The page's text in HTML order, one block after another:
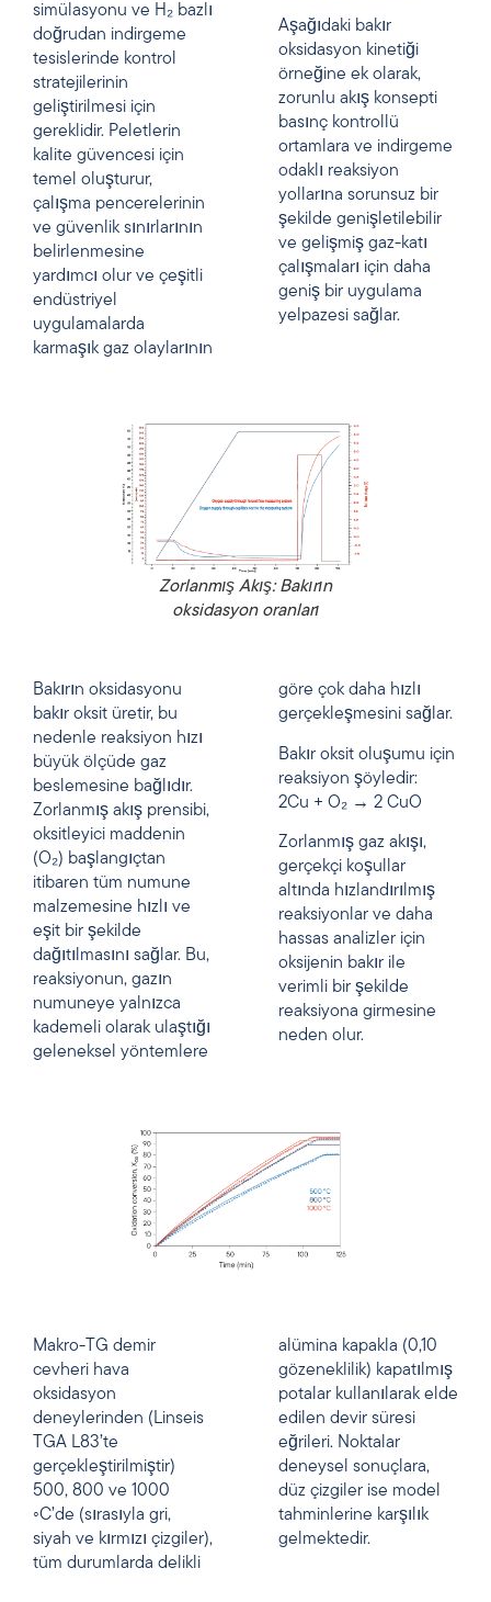
simülasyonu ve H₂ bazlı
doğrudan indirgeme
tesislerinde kontrol
stratejilerinin
geliştirilmesi için
gereklidir. Peletlerin
kalite güvencesi için
temel oluşturur,
çalışma pencerelerinin
ve güvenlik sınırlarının
belirlenmesine
yardımcı olur ve çeşitli
endüstriyel
uygulamalarda
karmaşık gaz olaylarının
Aşağıdaki bakır
oksidasyon kinetiği
örneğine ek olarak,
zorunlu akış konsepti
basınç kontrollü
ortamlara ve indirgeme
odaklı reaksiyon
yollarına sorunsuz bir
şekilde genişletilebilir
ve gelişmiş gaz-katı
çalışmaları için daha
geniş bir uygulama
yelpazesi sağlar.
Zorlanmış Akış: Bakırın
oksidasyon oranları
Bakırın oksidasyonu
bakır oksit üretir, bu
nedenle reaksiyon hızı
büyük ölçüde gaz
beslemesine bağlıdır.
Zorlanmış akış prensibi,
oksitleyici maddenin
(O₂) başlangıçtan
itibaren tüm numune
malzemesine hızlı ve
eşit bir şekilde
dağıtılmasını sağlar. Bu,
reaksiyonun, gazın
numuneye yalnızca
kademeli olarak ulaştığı
geleneksel yöntemlere
göre çok daha hızlı
gerçekleşmesini sağlar.
Bakır oksit oluşumu için
reaksiyon şöyledir:
2Cu + O₂ → 2 CuO
Zorlanmış gaz akışı,
gerçekçi koşullar
altında hızlandırılmış
reaksiyonlar ve daha
hassas analizler için
oksijenin bakır ile
verimli bir şekilde
reaksiyona girmesine
neden olur.
Makro-TG demir
cevheri hava
oksidasyon
deneylerinden (Linseis
TGA L83’te
gerçekleştirilmiştir)
500, 800 ve 1000
◦C’de (sırasıyla gri,
siyah ve kırmızı çizgiler),
tüm durumlarda delikli
alümina kapakla (0,10
gözeneklilik) kapatılmış
potalar kullanılarak elde
edilen devir süresi
eğrileri. Noktalar
deneysel sonuçlara,
düz çizgiler ise model
tahminlerine karşılık
gelmektedir.